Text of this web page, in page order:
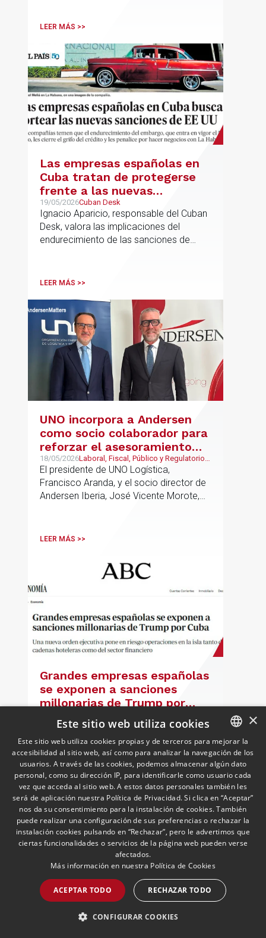
tenemos y ese es el modelo que vamos
LEER MÁS >>
Las empresas españolas en
Cuba tratan de protegerse
frente a las nuevas
sanciones millonarias que
prepara Estados Unidos
19/05/2026Cuban Desk
Ignacio Aparicio, responsable del Cuban
Desk, valora las implicaciones del
endurecimiento de las sanciones de
LEER MÁS >>
UNO incorpora a Andersen
como socio colaborador para
reforzar el asesoramiento
jurídico y fiscal del sector
logístico
18/05/2026Laboral, Fiscal, Público y Regulatorio,
Transporte, Movilidad & Logística
El presidente de UNO Logística,
Francisco Aranda, y el socio director de
Andersen Iberia, José Vicente Morote,
entidades trabajarán para ayudar a las
gestionar con mayor seguridad jurídica
sus principales retos regulatorios.
LEER MÁS >>
Grandes empresas españolas
se exponen a sanciones
millonarias de Trump por
Cuba
Ignacio Aparicio, responsable del Cuban
Desk, analiza en ABC el impacto para las
empresas españolas del endurecimiento
de las sanciones de EE.UU. contra Cuba.
LEER MÁS >>
SPANISH
ENGLISH
PORTUGUESE
×
Este sitio web utiliza cookies
Este sitio web utiliza cookies propias y de terceros para mejorar la
accesibilidad al sitio web, así como para analizar la navegación de los
usuarios. A través de las cookies, podemos almacenar algún dato
personal, como su dirección IP, para identificarle como usuario cada
vez que acceda al sitio web. A estos datos personales también les
será de aplicación nuestra Política de Privacidad. Si clica en “Aceptar”
nos da su consentimiento para la instalación de cookies. También
puede realizar una configuración de sus preferencias o rechazar la
instalación cookies pulsando en “Rechazar”, pero le advertimos que
ciertas funcionalidades o servicios de la página web pueden verse
afectados.
Más información en nuestra Política de Cookies
ACEPTAR TODO RECHAZAR TODO
CONFIGURAR COOKIES